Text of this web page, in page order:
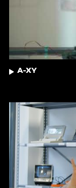
A-XY